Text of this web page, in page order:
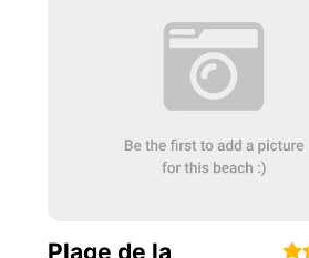
Plage de la